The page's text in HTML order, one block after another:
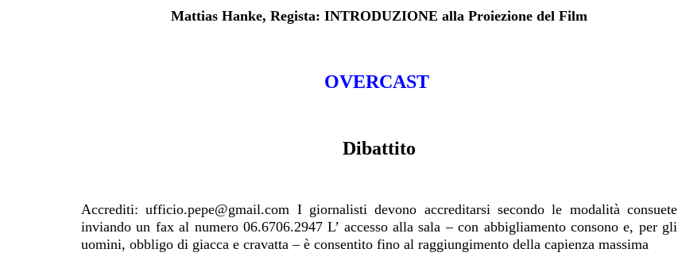
Mattias Hanke, Regista: INTRODUZIONE alla Proiezione del Film
OVERCAST
Dibattito
Accrediti: ufficio.pepe@gmail.com I giornalisti devono accreditarsi secondo le modalità consuete
inviando un fax al numero 06.6706.2947 L’ accesso alla sala – con abbigliamento consono e, per gli
uomini, obbligo di giacca e cravatta – è consentito fino al raggiungimento della capienza massima